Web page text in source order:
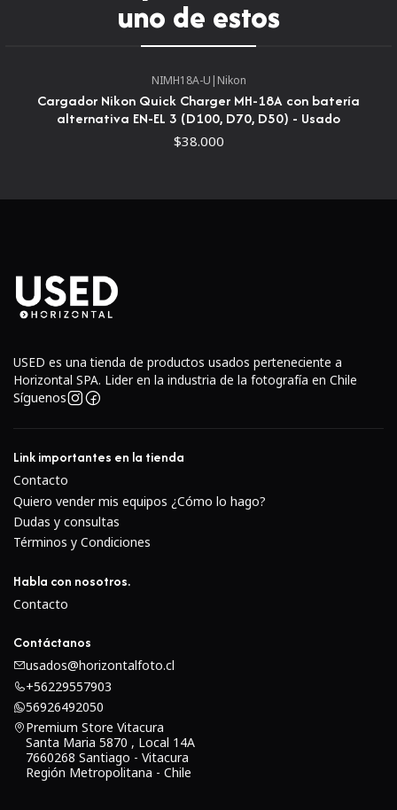
rendimiento de enfoque más rápido y más sensible y
Distancia mínima de enfoque (m): 1.1
Diámetro del filtro (mm.): 72
Construcción del objetivo: 7 elementos en 6 grupos.
Números de diafragma: 9
uno de estos
NIMH18A-U | Nikon
Cargador Nikon Quick Charger MH-18A con batería
alternativa EN-EL 3 (D100, D70, D50) - Usado
$38.000
USED es una tienda de productos usados perteneciente a
Horizontal SPA. Lider en la industria de la fotografía en Chile
Síguenos
Link importantes en la tienda
Contacto
Quiero vender mis equipos ¿Cómo lo hago?
Dudas y consultas
Términos y Condiciones
Habla con nosotros.
Contacto
Contáctanos
usados@horizontalfoto.cl
+56229557903
56926492050
Premium Store Vitacura
Santa Maria 5870 , Local 14A
7660268 Santiago - Vitacura
Región Metropolitana - Chile